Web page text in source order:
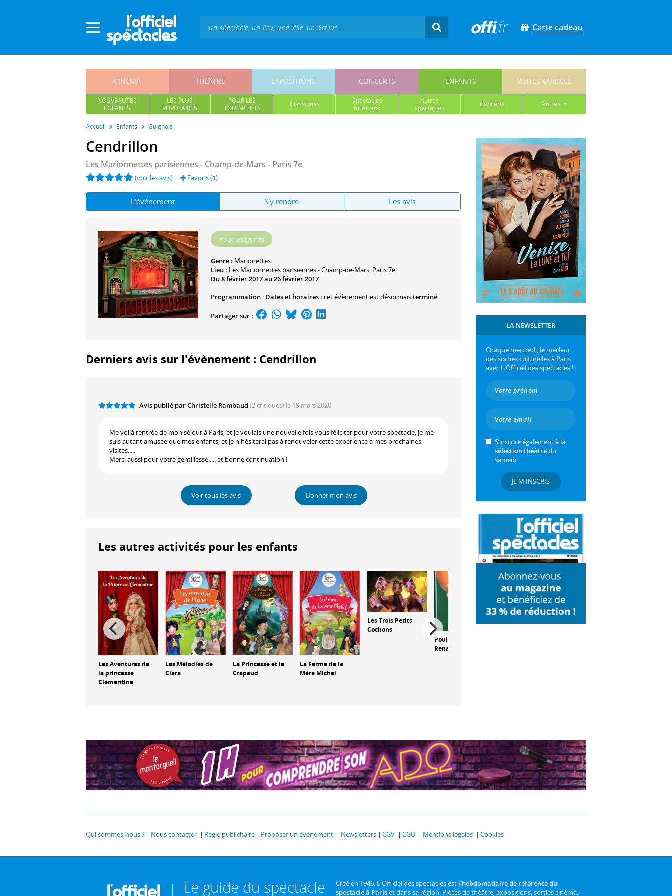
Carte cadeau
CINÉMA THÉÂTRE EXPOSITIONS CONCERTS ENFANTS VISITES GUIDÉES
NOUVEAUTÉS
ENFANTS
LES PLUS
POPULAIRES
POUR LES
TOUT-PETITS
classiques
spectacles
musicaux
autres
spectacles
concerts autres
Accueil Enfants Guignols
Cendrillon
Les Marionnettes parisiennes - Champ-de-Mars - Paris 7e
(voir les avis) Favoris (1)
L'évènement S'y rendre Les avis
Pour les jeunes
Genre : Marionettes
Lieu : Les Marionnettes parisiennes - Champ-de-Mars, Paris 7e
Du 8 février 2017 au 26 février 2017
Programmation : Dates et horaires : cet évènement est désormaisterminé
Partager sur :
Derniers avis sur l'évènement : Cendrillon
Avis publié par Christelle Rambaud (2 critiques) le 19 mars 2020
Me voilà rentrée de mon séjour à Paris, et je voulais une nouvelle fois vous féliciter pour votre spectacle, je me
suis autant amusée que mes enfants, et je n'hésiterai pas à renouveler cette expérience à mes prochaines
visites.....
Merci aussi pour votre gentillesse..... et bonne continuation !
Voir tous les avis Donner mon avis
Les autres activités pour les enfants
Les Aventures de
la princesse
Clémentine
Les Mélodies de
Clara
La Princesse et le
Crapaud
La Ferme de la
Mère Michel
Les Trois Petits
Cochons
Poulette et le
Renard
LA NEWSLETTER
Chaque mercredi, le meilleur
des sorties culturelles à Paris
avec L'Officiel des spectacles !
S’inscrire également à la
sélection théâtredu
samedi
JE M'INSCRIS
Qui sommes-nous ? Nous contacter Régie publicitaire Proposer un événement Newsletters CGV CGU Mentions légales Cookies
Le guide du spectacle
Créé en 1946, L'Officiel des spectacles est l'hebdomadaire de référence du
spectacle à Pariset dans sa région. Pièces de théâtre, expositions, sorties cinéma,